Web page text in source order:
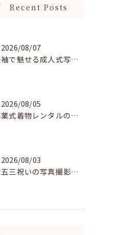
Recent Posts
2026/08/07
振袖で魅せる成人式写真の魅力と撮影ポイント
2026/08/05
卒業式着物レンタルの選び方と魅力
2026/08/03
七五三祝いの写真撮影で残す成長の瞬間